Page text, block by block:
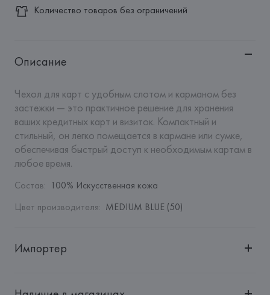
Количество товаров без ограничений
Описание
Чехол для карт с удобным слотом и карманом без
застежки — это практичное решение для хранения
ваших кредитных карт и визиток. Компактный и
стильный, он легко помещается в кармане или сумке,
обеспечивая быстрый доступ к необходимым картам в
любое время.
Состав: 100% Искусственная кожа
Цвет производителя: MEDIUM BLUE (50)
Импортер
"Белмаркетцентр"